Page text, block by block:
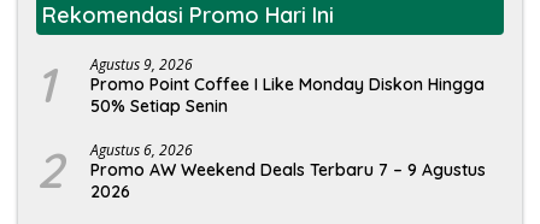
Rekomendasi Promo Hari Ini
1 Agustus 9, 2026
Promo Point Coffee I Like Monday Diskon Hingga
50% Setiap Senin
2 Agustus 6, 2026
Promo AW Weekend Deals Terbaru 7 – 9 Agustus
2026